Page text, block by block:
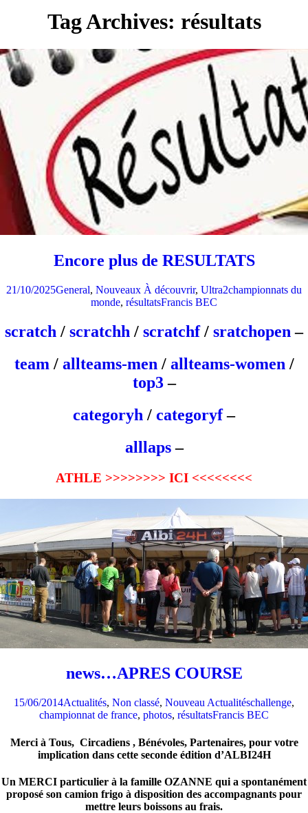
Tag Archives: résultats
Encore plus de RESULTATS
21/10/2025General, Nouveaux À découvrir, Ultra2championnats du
monde, résultatsFrancis BEC
scratch / scratchh / scratchf/ sratchopen –
team /allteams-men / allteams-women /
top3–
categoryh / categoryf–
alllaps–
ATHLE >>>>>>>> ICI <<<<<<<<
news…APRES COURSE
15/06/2014Actualités, Non classé, Nouveau Actualitéschallenge,
championnat de france, photos, résultatsFrancis BEC
Merci à Tous, Circadiens , Bénévoles, Partenaires, pour votre
implication dans cette seconde édition d’ALBI24H
Un MERCI particulier à la famille OZANNE qui a spontanément
proposé son camion frigo à disposition des accompagnants pour
mettre leurs boissons au frais.